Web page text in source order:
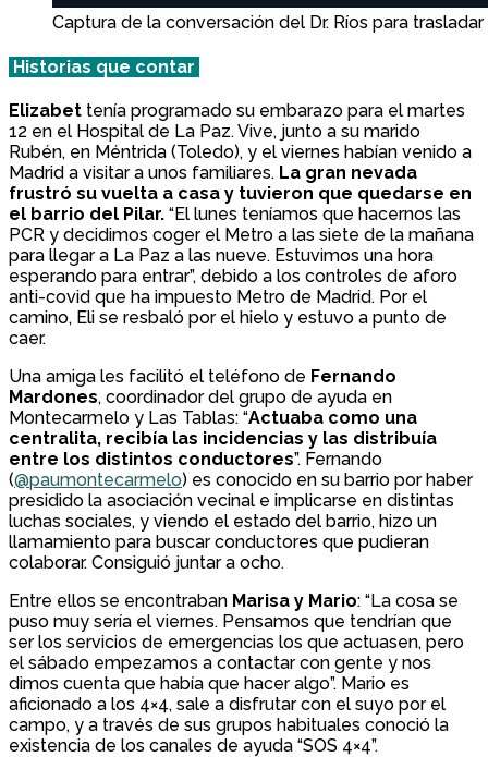
Captura de la conversación del Dr. Ríos para
Historias que contar
Elizabet tenía programado su embarazo para el martes
12 en el Hospital de La Paz. Vive, junto a su marido
Rubén, en Méntrida (Toledo), y el viernes habían venido a
Madrid a visitar a unos familiares. La gran nevada
frustró su vuelta a casa y tuvieron que quedarse en
el barrio del Pilar. “El lunes teníamos que hacernos las
PCR y decidimos coger el Metro a las siete de la mañana
para llegar a La Paz a las nueve. Estuvimos una hora
esperando para entrar”, debido a los controles de aforo
anti-covid que ha impuesto Metro de Madrid. Por el
camino, Eli se resbaló por el hielo y estuvo a punto de
caer.
Una amiga les facilitó el teléfono de Fernando
Mardones, coordinador del grupo de ayuda en
Montecarmelo y Las Tablas: “Actuaba como una
centralita, recibía las incidencias y las distribuía
entre los distintos conductores”. Fernando
(@paumontecarmelo) es conocido en su barrio por haber
presidido la asociación vecinal e implicarse en distintas
luchas sociales, y viendo el estado del barrio, hizo un
llamamiento para buscar conductores que pudieran
colaborar. Consiguió juntar a ocho.
Entre ellos se encontraban Marisa y Mario: “La cosa se
puso muy sería el viernes. Pensamos que tendrían que
ser los servicios de emergencias los que actuasen, pero
el sábado empezamos a contactar con gente y nos
dimos cuenta que había que hacer algo”. Mario es
aficionado a los 4×4, sale a disfrutar con el suyo por el
campo, y a través de sus grupos habituales conoció la
existencia de los canales de ayuda “SOS 4×4”.